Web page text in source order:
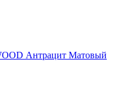
Антрацит Матовый